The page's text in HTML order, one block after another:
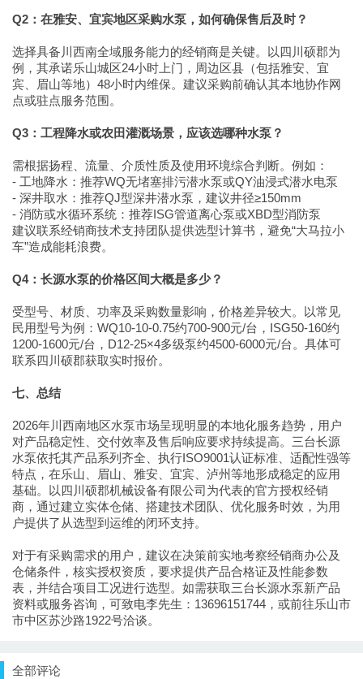
Q2：在雅安、宜宾地区采购水泵，如何确保售后及时？
选择具备川西南全域服务能力的经销商是关键。以四川硕郡为
例，其承诺乐山城区24小时上门，周边区县（包括雅安、宜
宾、眉山等地）48小时内维保。建议采购前确认其本地协作网
点或驻点服务范围。
Q3：工程降水或农田灌溉场景，应该选哪种水泵？
需根据扬程、流量、介质性质及使用环境综合判断。例如：
- 工地降水：推荐WQ无堵塞排污潜水泵或QY油浸式潜水电泵
- 深井取水：推荐QJ型深井潜水泵，建议井径≥150mm
- 消防或水循环系统：推荐ISG管道离心泵或XBD型消防泵
建议联系经销商技术支持团队提供选型计算书，避免“大马拉小
车”造成能耗浪费。
Q4：长源水泵的价格区间大概是多少？
受型号、材质、功率及采购数量影响，价格差异较大。以常见
民用型号为例：WQ10-10-0.75约700-900元/台，ISG50-160约
1200-1600元/台，D12-25×4多级泵约4500-6000元/台。具体可
联系四川硕郡获取实时报价。
七、总结
2026年川西南地区水泵市场呈现明显的本地化服务趋势，用户
对产品稳定性、交付效率及售后响应要求持续提高。三台长源
水泵依托其产品系列齐全、执行ISO9001认证标准、适配性强等
特点，在乐山、眉山、雅安、宜宾、泸州等地形成稳定的应用
基础。以四川硕郡机械设备有限公司为代表的官方授权经销
商，通过建立实体仓储、搭建技术团队、优化服务时效，为用
户提供了从选型到运维的闭环支持。
对于有采购需求的用户，建议在决策前实地考察经销商办公及
仓储条件，核实授权资质，要求提供产品合格证及性能参数
表，并结合项目工况进行选型。如需获取三台长源水泵新产品
资料或服务咨询，可致电李先生：13696151744，或前往乐山市
市中区苏沙路1922号洽谈。
全部评论